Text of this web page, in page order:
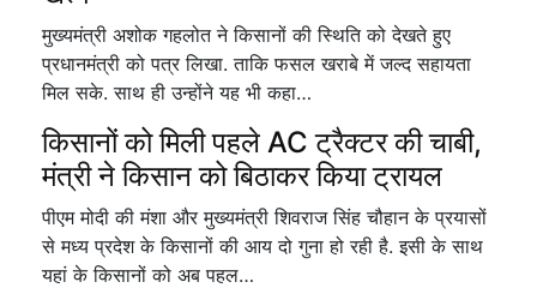
मुख्यमंत्री अशोक गहलोत ने किसानों की स्थिति को देखते हुए
प्रधानमंत्री को पत्र लिखा. ताकि फसल खराबे में जल्द सहायता
मिल सके. साथ ही उन्होंने यह भी कहा…
किसानों को मिली पहले AC ट्रैक्टर की चाबी,
मंत्री ने किसान को बिठाकर किया ट्रायल
पीएम मोदी की मंशा और मुख्यमंत्री शिवराज सिंह चौहान के प्रयासों
से मध्य प्रदेश के किसानों की आय दो गुना हो रही है. इसी के साथ
यहां के किसानों को अब पहल…